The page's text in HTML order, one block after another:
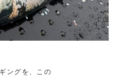
ングを、この